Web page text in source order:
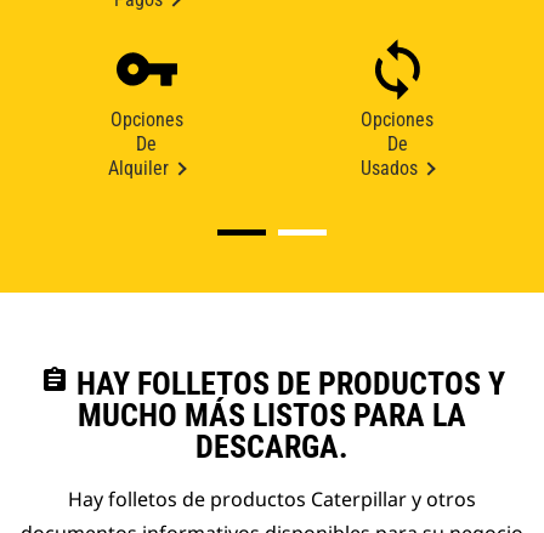
Opciones
De
Alquiler
Opciones
De
Usados
assignment HAY FOLLETOS DE PRODUCTOS Y
MUCHO MÁS LISTOS PARA LA
DESCARGA.
Hay folletos de productos Caterpillar y otros